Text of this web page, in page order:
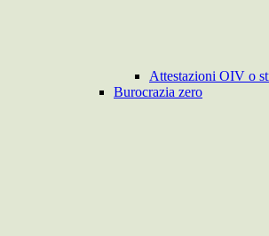
Attestazioni OIV o
Burocrazia zero